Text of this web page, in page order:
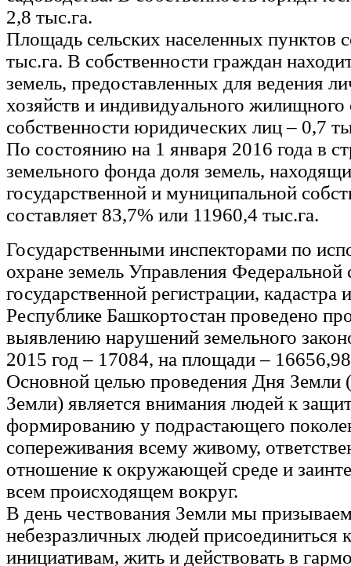
2,8 тыс.га.
Площадь сельских населенных пунктов
тыс.га. В собственности граждан
земель, предоставленных для ведения
хозяйств и индивидуального жилищного
собственности юридических лиц – 0,7
По состоянию на 1 января 2016 года в
земельного фонда доля земель,
государственной и муниципальной
составляет 83,7% или 11960,4 тыс.га.
Государственными инспекторами по
охране земель Управления Федеральной
государственной регистрации, кадастра
Республике Башкортостан проведено
выявлению нарушений земельного
2015 год – 17084, на площади –
Основной целью проведения Дня Земли
Земли) является внимания людей к
формированию у подрастающего
сопереживания всему живому,
отношение к окружающей среде и
всем происходящем вокруг.
В день чествования Земли мы
небезразличных людей
инициативам, жить и действовать в